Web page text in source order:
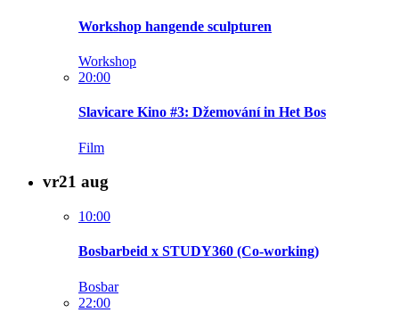
Workshop hangende sculpturen
Workshop
20:00
Slavicare Kino #3: Džemování in Het Bos
Film
vr21 aug
10:00
Bosbarbeid x STUDY360 (Co-working)
Bosbar
22:00